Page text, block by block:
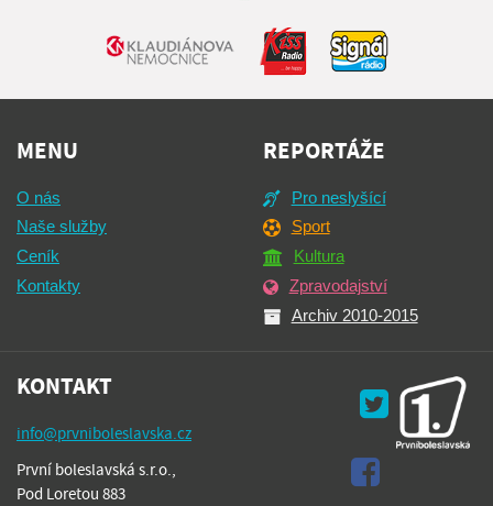
MENU
O nás
Naše služby
Ceník
Kontakty
REPORTÁŽE
Pro neslyšící
Sport
Kultura
Zpravodajství
Archiv 2010-2015
KONTAKT
info@prvniboleslavska.cz
První boleslavská s.r.o.,
Pod Loretou 883